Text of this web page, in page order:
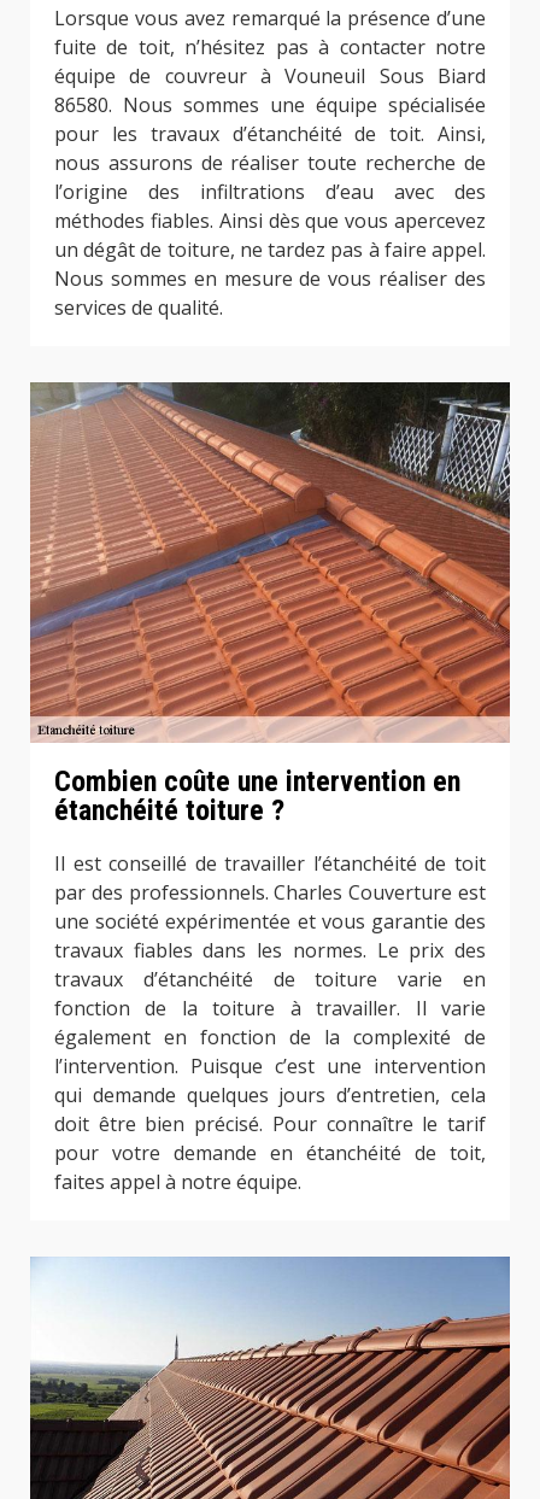
Lorsque vous avez remarqué la présence d’une
fuite de toit, n’hésitez pas à contacter notre
équipe de couvreur à Vouneuil Sous Biard
86580. Nous sommes une équipe spécialisée
pour les travaux d’étanchéité de toit. Ainsi,
nous assurons de réaliser toute recherche de
l’origine des infiltrations d’eau avec des
méthodes fiables. Ainsi dès que vous apercevez
un dégât de toiture, ne tardez pas à faire appel.
Nous sommes en mesure de vous réaliser des
services de qualité.
Combien coûte une intervention en
étanchéité toiture ?
Il est conseillé de travailler l’étanchéité de toit
par des professionnels. Charles Couverture est
une société expérimentée et vous garantie des
travaux fiables dans les normes. Le prix des
travaux d’étanchéité de toiture varie en
fonction de la toiture à travailler. Il varie
également en fonction de la complexité de
l’intervention. Puisque c’est une intervention
qui demande quelques jours d’entretien, cela
doit être bien précisé. Pour connaître le tarif
pour votre demande en étanchéité de toit,
faites appel à notre équipe.